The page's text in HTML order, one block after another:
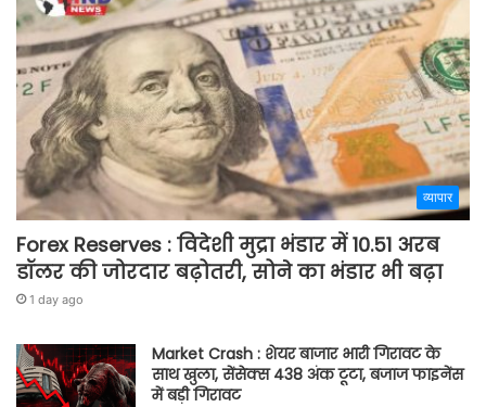
व्यापार
Forex Reserves : विदेशी मुद्रा भंडार में 10.51 अरब
डॉलर की जोरदार बढ़ोतरी, सोने का भंडार भी बढ़ा
1 day ago
Market Crash : शेयर बाजार भारी गिरावट के
साथ खुला, सेंसेक्स 438 अंक टूटा, बजाज फाइनेंस
में बड़ी गिरावट